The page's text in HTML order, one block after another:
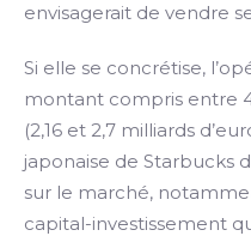
envisagerait de vendre
Si elle se concrétise,
montant compris entre
(2,16 et 2,7 milliards
japonaise de Starbucks
sur le marché,
capital-investissement